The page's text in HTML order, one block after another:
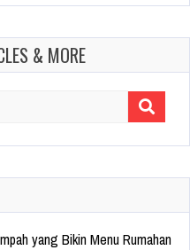
& MORE
yang Bikin Menu Rumahan